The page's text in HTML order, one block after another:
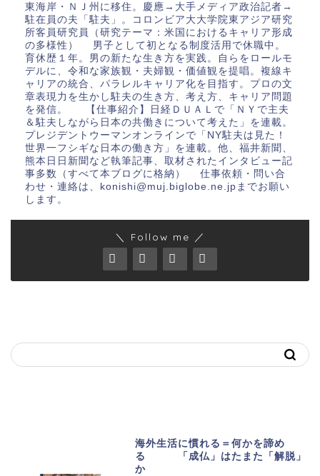
東海岸・ＮＪ州に移住。慶應→大手メディア政治記者→
駐在員の夫「駐夫」。コロンビア大大学院東アジア研究
所客員研究員（研究テーマ：米国におけるキャリア形成
の多様性） 男子として初となる制度活用で休職中。
育休歴１年。男の新たな生き方を実践。自らをロールモ
デルに、令和な家族観・夫婦観・価値観を提唱。複線キ
ャリアの統合、パラレルキャリア化を目指す。プロの文
章表現力を生かし駐夫の生き方、考え方、キャリア問題
を発信。 【仕事紹介】日経ＤＵＡＬで「ＮＹで主夫
＆駐夫しながら日本の共働きについて考えた」を連載。
プレジデントウーマンオンラインで「NY駐夫は見た！
世界一フシギな日本の働き方」を連載。他、福井新聞、
熊本日日新聞など執筆記事、取材されたインタビュー記
事多数（すべて本ブログに格納） 仕事依頼・問い合
わせ・連絡は、konishi@muj.biglobe.ne.jpまでお願い
します。
＼ Follow me ／
海外生活に慣れる＝何かを諦め
る 「成仏」はたまた「解脱」
か